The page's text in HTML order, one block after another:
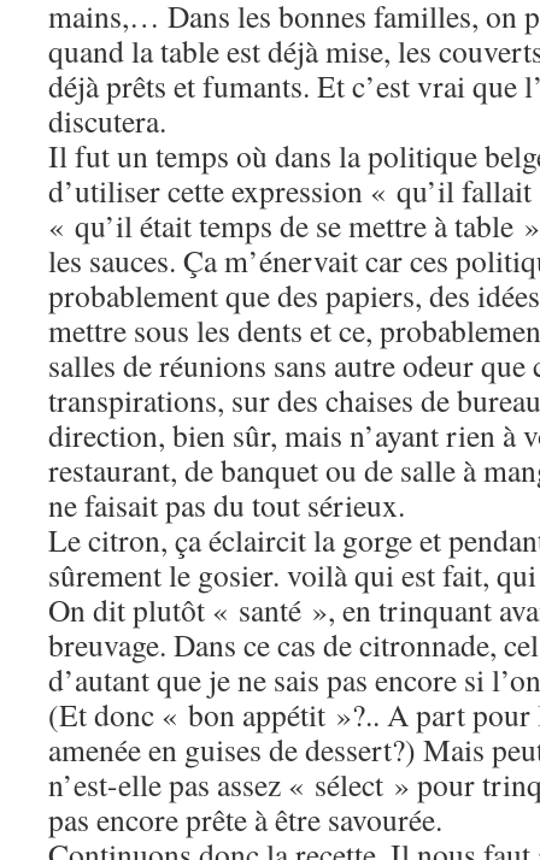
mains,… Dans les bonnes familles, on
quand la table est déjà mise, les
déjà prêts et fumants. Et c’est vrai que
discutera.
Il fut un temps où dans la politique
d’utiliser cette expression « qu’il
« qu’il était temps de se mettre à table
les sauces. Ça m’énervait car ces
probablement que des papiers, des
mettre sous les dents et ce,
salles de réunions sans autre odeur que
transpirations, sur des chaises de
direction, bien sûr, mais n’ayant rien à
restaurant, de banquet ou de salle à
ne faisait pas du tout sérieux.
Le citron, ça éclaircit la gorge et
sûrement le gosier. voilà qui est fait,
On dit plutôt « santé », en trinquant
breuvage. Dans ce cas de citronnade,
d’autant que je ne sais pas encore si
(Et donc « bon appétit »?.. A part pour
amenée en guises de dessert?) Mais
n’est-elle pas assez « sélect » pour
pas encore prête à être savourée.